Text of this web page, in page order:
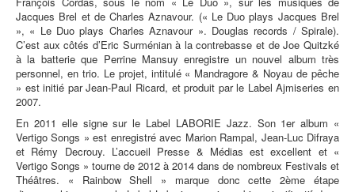
Jacques Brel et de Charles Aznavour. (« Le Duo plays Jacques Brel
», « Le Duo plays Charles Aznavour ». Douglas records / Spirale).
C’est aux côtés d’Eric Surménian à la contrebasse et de Joe Quitzké
à la batterie que Perrine Mansuy enregistre un nouvel album très
personnel, en trio. Le projet, intitulé « Mandragore & Noyau de pêche
» est initié par Jean-Paul Ricard, et produit par le Label Ajmiseries en
2007.
En 2011 elle signe sur le Label LABORIE Jazz. Son 1er album «
Vertigo Songs » est enregistré avec Marion Rampal, Jean-Luc Difraya
et Rémy Decrouy. L’accueil Presse & Médias est excellent et «
Vertigo Songs » tourne de 2012 à 2014 dans de nombreux Festivals et
Théâtres. « Rainbow Shell » marque donc cette 2ème étape